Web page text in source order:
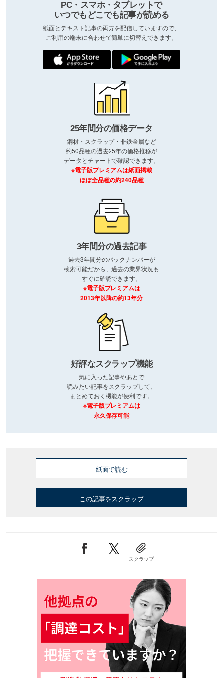
PC・スマホ・タブレットで
いつでもどこでも記事が読める
紙面とテキスト記事の両方を配信していますので、
ご利用の端末に合わせて簡単に切替えできます。
25年間分の価格データ
鋼材・スクラップ・非鉄金属など
約50品種の過去25年の価格推移が
データとチャートで確認できます。
※電子版プレミアムは紙面掲載
ほぼ全品種の約240品種
3年間分の過去記事
過去3年間分のバックナンバーが
検索可能だから、過去の業界状況も
すぐに確認できます。
※電子版プレミアムは
2013年以降の約13年分
好評なスクラップ機能
気に入った記事やあとで
読みたい記事をスクラップして、
まとめておく機能が便利です。
※電子版プレミアムは
永久保存可能
紙面で読む
この記事をスクラップ
スクラップ